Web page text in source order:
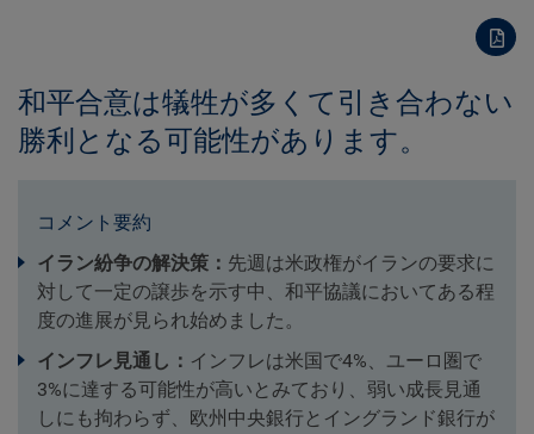
和平合意は犠牲が多くて引き合わない
勝利となる可能性があります。
コメント要約
イラン紛争の解決策： 先週は米政権がイランの要求に
対して一定の譲歩を示す中、和平協議においてある程
度の進展が見られ始めました。
インフレ見通し： インフレは米国で4%、ユーロ圏で
3%に達する可能性が高いとみており、弱い成長見通
しにも拘わらず、欧州中央銀行とイングランド銀行が